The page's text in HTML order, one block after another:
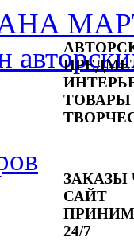
ТОВАРЫ
ЗАКАЗЫ
САЙТ
24/7